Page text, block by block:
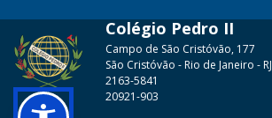
Colégio Pedro II
Campo de São Cristóvão, 177
São Cristóvão - Rio de Janeiro - RJ
2163-5841
20921-903